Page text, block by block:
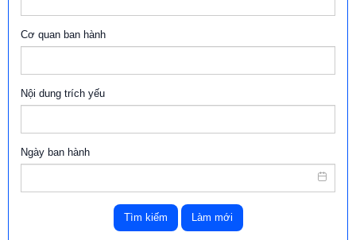
Cơ quan ban hành
Nội dung trích yếu
Ngày ban hành
Tìm kiếm Làm mới